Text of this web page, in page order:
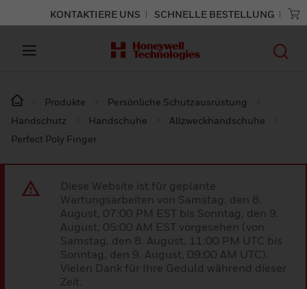
KONTAKTIERE UNS SCHNELLE BESTELLUNG
Produkte
Persönliche Schutzausrüstung
Handschutz
Handschuhe
Allzweckhandschuhe
Perfect Poly Finger
Diese Website ist für geplante
Wartungsarbeiten von Samstag, den 8.
August, 07:00 PM EST bis Sonntag, den 9.
August, 05:00 AM EST vorgesehen (von
Samstag, den 8. August, 11:00 PM UTC bis
Sonntag, den 9. August, 09:00 AM UTC).
Vielen Dank für Ihre Geduld während dieser
Zeit.